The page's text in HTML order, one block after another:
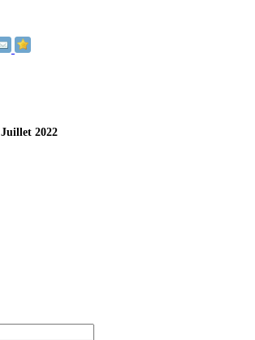
Juillet 2022